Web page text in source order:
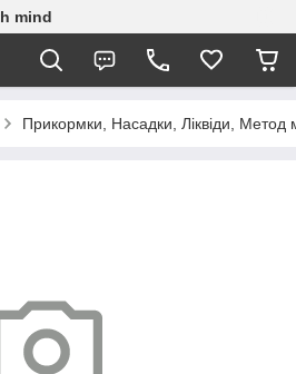
mind
Прикормки, Насадки, Ліквіди, Метод